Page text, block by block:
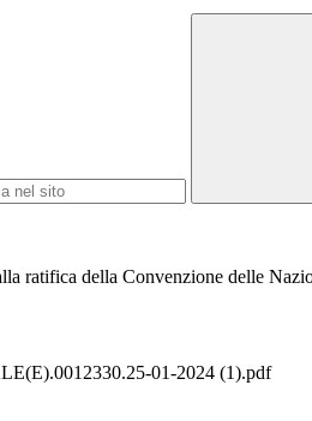
ratifica della Convenzione delle
01-2024 (1).pdf